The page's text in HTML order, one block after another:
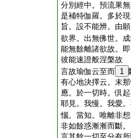
分別經中。預流果
是補特伽羅。多於
旨。設不能辨。由
欲界。出無佛世。
能無餘離諸欲故。
彼能速證般涅槃故
言故瑜伽云至而 1
有心地決擇云。末
應。於一切時。倶
耶見。我慢。我愛
惱。當知。唯離非
非如餘惑漸漸而斷。